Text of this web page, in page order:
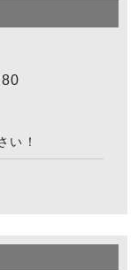
い！